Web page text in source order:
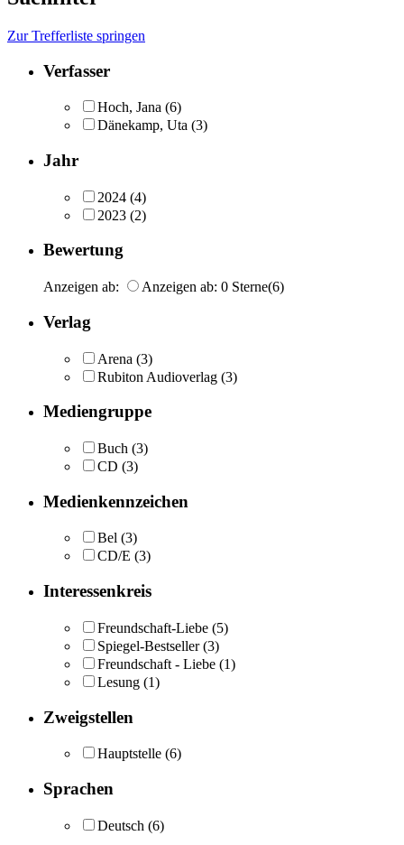
Zur Trefferliste springen
Verfasser
Hoch, Jana (6)
Dänekamp, Uta (3)
Jahr
2024 (4)
2023 (2)
Bewertung
Anzeigen ab: Anzeigen ab: 0 Sterne(6)
Verlag
Arena (3)
Rubiton Audioverlag (3)
Mediengruppe
Buch (3)
CD (3)
Medienkennzeichen
Bel (3)
CD/E (3)
Interessenkreis
Freundschaft-Liebe (5)
Spiegel-Bestseller (3)
Freundschaft - Liebe (1)
Lesung (1)
Zweigstellen
Hauptstelle (6)
Sprachen
Deutsch (6)